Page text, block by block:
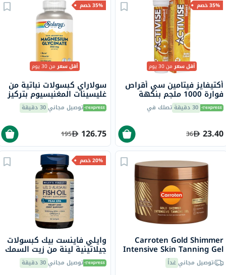
35% خصم
أقل سعرمن 30 يوم
أكتيفايز فيتامين سي أقراص
فوارة 1000 ملجم بنكهة
البرتقال حزمة من 20
30 دقيقة تصلك في
23.40
36
35% خصم
أقل سعرمن 30 يوم
سولاراي كبسولات نباتية من
غليسينات المغنيسيوم بتركيز
350 ملجم لصحة العظام
والعضلات حزمة من 120
توصيل مجاني30 دقيقة
126.75
195
Carroten Gold Shimmer
Intensive Skin Tanning Gel
150mlتوصيل مجانيغداً
20% خصم
وايلي فاينست بيك كبسولات
جيلاتينية لينة من زيت السمك
أوميغا 3 بتركيز 1000 ملجم
من حمض إيكوسابنتينويك
توصيل مجاني30 دقيقة